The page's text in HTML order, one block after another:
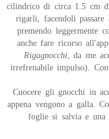
cilindrico di circa 1.5 cm
rigarli, facendoli
premendo leggermente
anche fare ricorso
Rigagnocchi, da me
irrefrenabile impulso).
Cuocere gli gnocchi in
appena vengono a galla.
foglie si salvia e una